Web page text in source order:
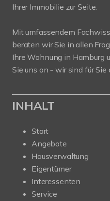
Ihrer Immobilie zur Seite.
Mit umfassendem
beraten wir Sie in allen
Ihre Wohnung in Hamburg
Sie uns an - wir sind für Sie
INHALT
Start
Angebote
Hausverwaltung
Eigentümer
Interessenten
Service